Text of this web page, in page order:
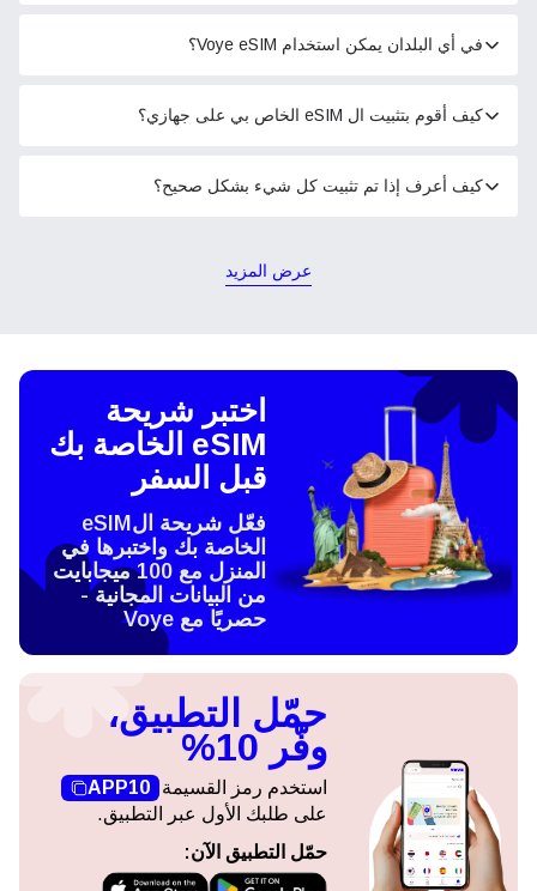
في أي البلدان يمكن استخدام Voye eSIM؟
كيف أقوم بتثبيت ال eSIM الخاص بي على جهازي؟
كيف أعرف إذا تم تثبيت كل شيء بشكل صحيح؟
عرض المزيد
اختبر شريحة
eSIM الخاصة بك
قبل السفر
فعّل شريحة الeSIM
الخاصة بك واختبرها في
المنزل مع 100 ميجابايت
من البيانات المجانية -
حصريًا مع Voye
حمّل التطبيق،
وفّر 10%
استخدم رمز القسيمة
APP10
على طلبك الأول عبر التطبيق.
حمّل التطبيق الآن: